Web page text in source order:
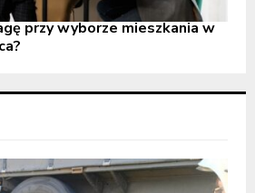
przy wyborze mieszkania w